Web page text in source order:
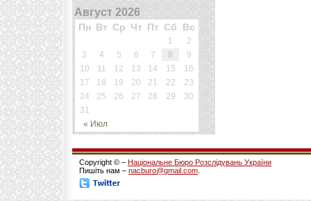
Август 2026
Пн Вт Ср Чт Пт Сб Вс
« Июл
1
2
3
4 5 6 7 8
9
10
11 12 13 14 15
16
17
18 19 20 21 22
23
24
25 26 27 28 29
30
31
Copyright © – Національне Бюро Розслідувань України
Пишіть нам – nacburo@gmail.com